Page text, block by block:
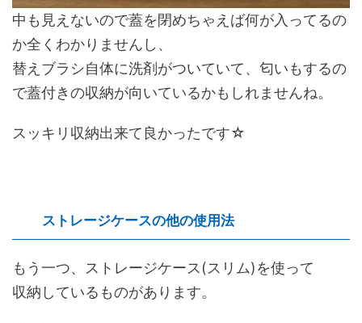
中も見えないので蓋を閉めちゃえば何が入ってるの
か全くわかりませんし、
替えブラシ自体に洗剤がついていて、匂いもするの
で蓋付きの収納が向いているかもしれませんね。
スッキリ収納出来て良かったです☆
ストレージケースの他の使用法
もう一つ、ストレージケース(スリム)を使って
収納しているものがあります。